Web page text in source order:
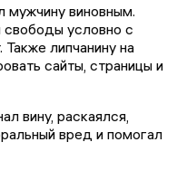
мужчину виновным.
свободы условно с
липчанину на
сайты, страницы и
вину, раскаялся,
вред и помогал